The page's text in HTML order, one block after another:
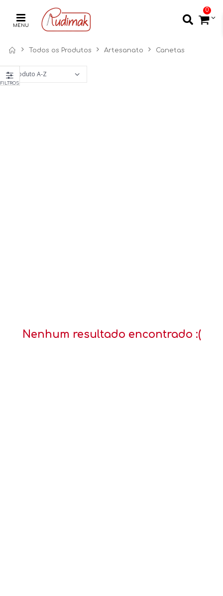
MENU
0
Todos os Produtos Artesanato Canetas
Nenhum resultado encontrado :(
FILTROS